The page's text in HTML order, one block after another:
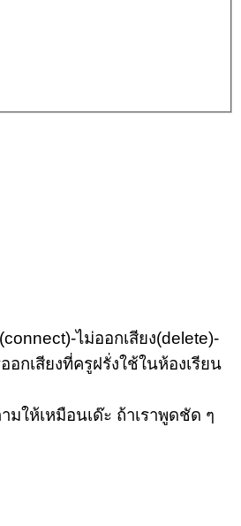
ไม่ออกเสียง(delete)-
กเสียงที่ครูฝรั่งใช้ในห้องเรียน
ให้เหมือนเด๊ะ ถ้าเราพูดชัด ๆ